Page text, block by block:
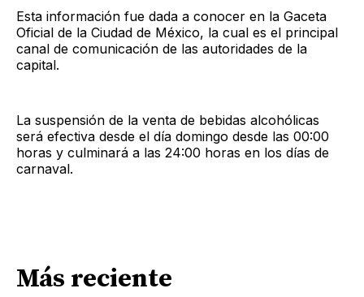
Esta información fue dada a conocer en la Gaceta
Oficial de la Ciudad de México, la cual es el principal
canal de comunicación de las autoridades de la
capital.
La suspensión de la venta de bebidas alcohólicas
será efectiva desde el día domingo desde las 00:00
horas y culminará a las 24:00 horas en los días de
carnaval.
Más reciente